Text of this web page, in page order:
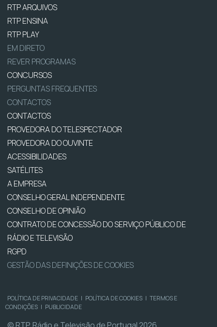
RTP ARQUIVOS
RTP ENSINA
RTP PLAY
EM DIRETO
REVER PROGRAMAS
CONCURSOS
PERGUNTAS FREQUENTES
CONTACTOS
CONTACTOS
PROVEDORA DO TELESPECTADOR
PROVEDORA DO OUVINTE
ACESSIBILIDADES
SATÉLITES
A EMPRESA
CONSELHO GERAL INDEPENDENTE
CONSELHO DE OPINIÃO
CONTRATO DE CONCESSÃO DO SERVIÇO PÚBLICO DE
RÁDIO E TELEVISÃO
RGPD
GESTÃO DAS DEFINIÇÕES DE COOKIES
POLÍTICA DE PRIVACIDADE | POLÍTICA DE COOKIES | TERMOS E
CONDIÇÕES | PUBLICIDADE